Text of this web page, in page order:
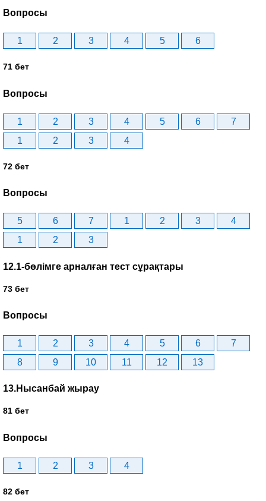
Вопросы
1 2 3 4 5 6
71 бет
Вопросы
1 2 3 4 5 6
7
1
2 3 4
72 бет
Вопросы
5 6 7 1 2 3
4
1
2 3
12.1-бөлімге арналған тест сұрақтары
73 бет
Вопросы
1 2 3 4 5 6
7
8
9 10 11 12 13
13.Нысанбай жырау
81 бет
Вопросы
1 2 3 4
82 бет